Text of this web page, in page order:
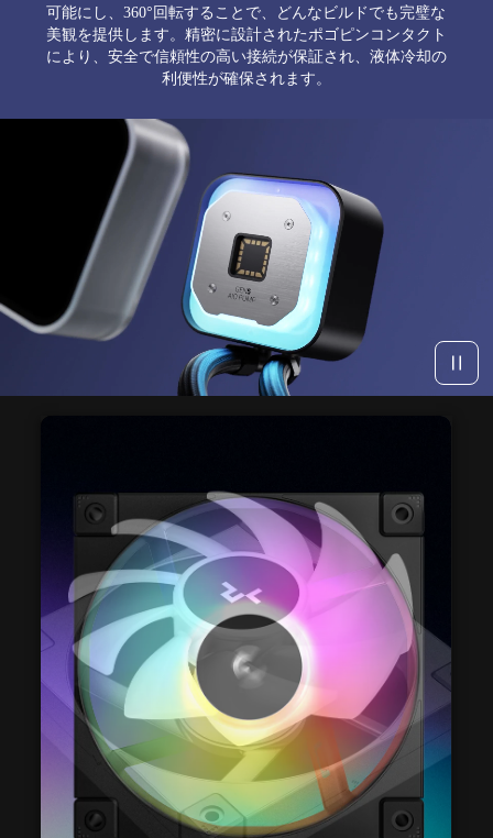
可能にし、360°回転することで、どんなビルドでも完璧な
美観を提供します。精密に設計されたポゴピンコンタクト
により、安全で信頼性の高い接続が保証され、液体冷却の
利便性が確保されます。